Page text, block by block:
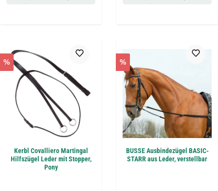
%
Kerbl Covalliero Martingal
Hilfszügel Leder mit Stopper,
Pony
%
BUSSE Ausbindezügel BASIC-
STARR aus Leder, verstellbar